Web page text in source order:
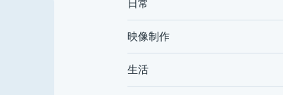
日常
映像制作
生活